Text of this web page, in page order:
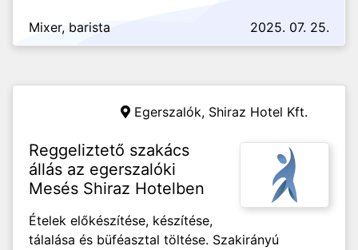
Mixer, barista 2025. 07. 25.
Egerszalók, Shiraz Hotel Kft.
Reggeliztető szakács
állás az egerszalóki
Mesés Shiraz Hotelben
Ételek előkészítése, készítése,
tálalása és büféasztal töltése. Szakirányú